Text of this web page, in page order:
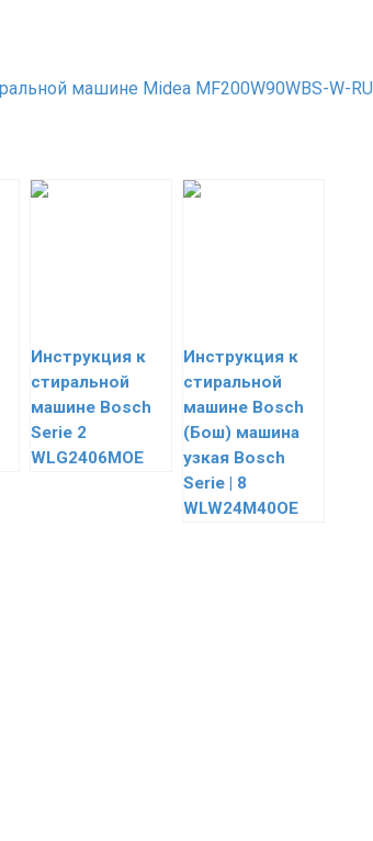
машине Midea MF200W90WBS-W-RU
Инструкция к
стиральной
машине Bosch
Serie 2
WLG2406MOE
Инструкция к
стиральной
машине Bosch
(Бош) машина
узкая Bosch
Serie | 8
WLW24M40OE